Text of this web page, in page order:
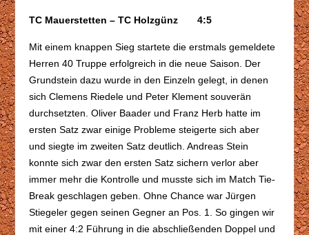
TC Mauerstetten – TC Holzgünz 4:5
Mit einem knappen Sieg startete die erstmals gemeldete
Herren 40 Truppe erfolgreich in die neue Saison. Der
Grundstein dazu wurde in den Einzeln gelegt, in denen
sich Clemens Riedele und Peter Klement souverän
durchsetzten. Oliver Baader und Franz Herb hatte im
ersten Satz zwar einige Probleme steigerte sich aber
und siegte im zweiten Satz deutlich. Andreas Stein
konnte sich zwar den ersten Satz sichern verlor aber
immer mehr die Kontrolle und musste sich im Match Tie-
Break geschlagen geben. Ohne Chance war Jürgen
Stiegeler gegen seinen Gegner an Pos. 1. So gingen wir
mit einer 4:2 Führung in die abschließenden Doppel und